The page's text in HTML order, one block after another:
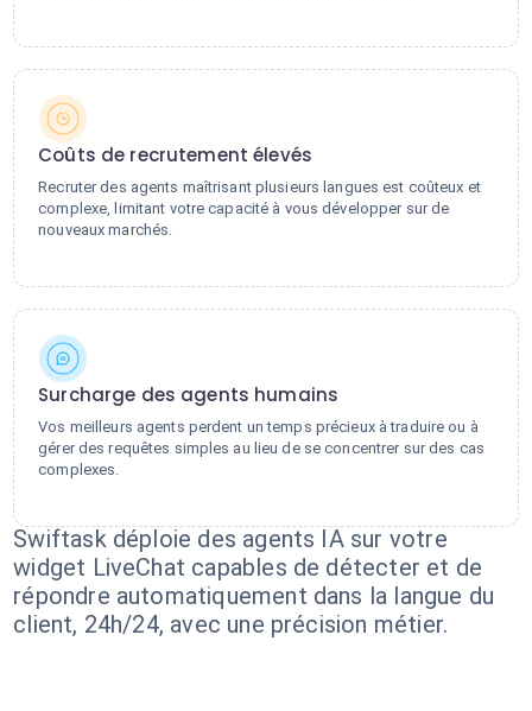
Coûts de recrutement élevés
Recruter des agents maîtrisant plusieurs langues est coûteux et
complexe, limitant votre capacité à vous développer sur de
nouveaux marchés.
Surcharge des agents humains
Vos meilleurs agents perdent un temps précieux à traduire ou à
gérer des requêtes simples au lieu de se concentrer sur des cas
complexes.
Swiftask déploie des agents IA sur votre
widget LiveChat capables de détecter et de
répondre automatiquement dans la langue du
client, 24h/24, avec une précision métier.